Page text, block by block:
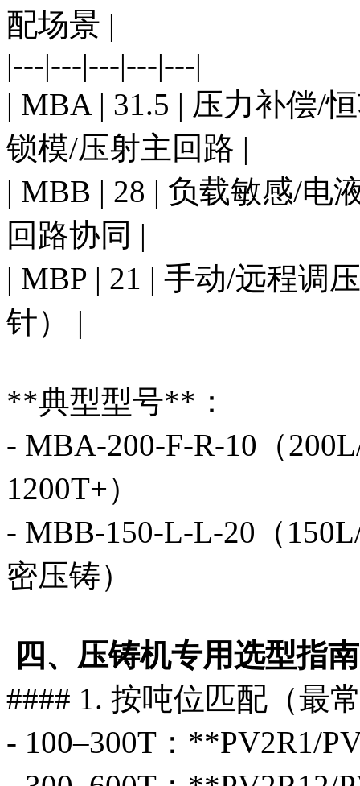
配场景 |
|---|---|---|---|---|
| MBA | 31.5 | 压力补偿/
锁模/压射主回路 |
| MBB | 28 | 负载敏感/电
回路协同 |
| MBP | 21 | 手动/远程调
针） |
**典型型号**：
- MBA-200-F-R-10（
1200T+）
- MBB-150-L-L-20（
密压铸）
四、压铸机专用选型指
#### 1. 按吨位匹配（最
- 100–300T：**PV2R1/